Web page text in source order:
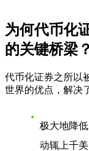
为何代币化
的关键桥梁？
代币化证券之所以
世界的优点，解决
极大地降
动辄上千